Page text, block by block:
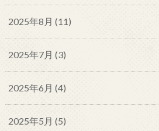
2025年8月 (11)
2025年7月 (3)
2025年6月 (4)
2025年5月 (5)